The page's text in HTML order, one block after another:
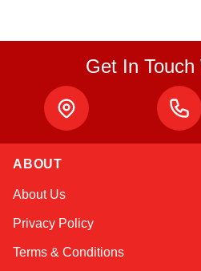
Get In Touch
ABOUT
About Us
Privacy Policy
Terms & Conditions